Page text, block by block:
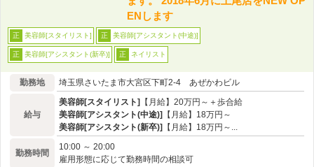
ENします
正 美容師[スタイリスト] 正 美容師[アシスタント(中途)]
正 美容師[アシスタント(新卒)] 正 ネイリスト
勤務地 埼玉県さいたま市大宮区下町2-4 あぜかわビル
給与
美容師[スタイリスト]
【月給】20万円～＋歩合給
美容師[アシスタント(中途)]
【月給】18万円～
美容師[アシスタント(新卒)]
【月給】18万円～...
勤務時間
10:00 ～ 20:00
雇用形態に応じて勤務時間の相談可